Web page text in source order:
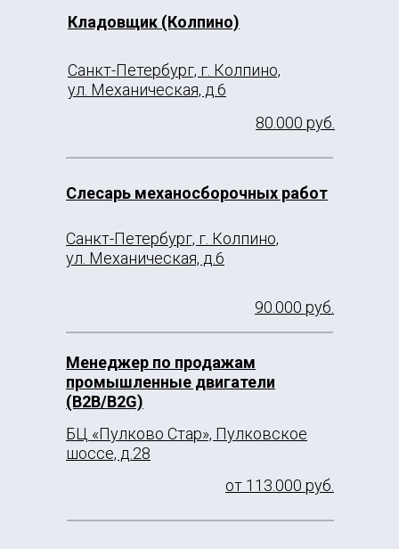
Кладовщик (Колпино)
Слесарь механосборочных работ
Менеджер по продажам
промышленные двигатели
(B2B/B2G)
Санкт-Петербург, г. Колпино,
ул. Механическая, д.6
80.000 руб.
90.000 руб.
Санкт-Петербург, г. Колпино,
ул. Механическая, д.6
от 113.000 руб.
БЦ «Пулково Стар», Пулковское
шоссе, д.28